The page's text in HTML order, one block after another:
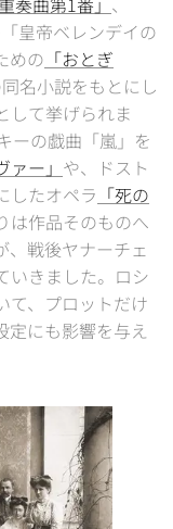
皇帝ベレンデイの
めの 「おとぎ
名小説をもとにし
して挙げられま
ーの戯曲「嵐」を
ー」 や、ドスト
したオペラ 「死の
は作品そのものへ
、戦後ヤナーチェ
いきました。ロシ
て、プロットだけ
定にも影響を与え